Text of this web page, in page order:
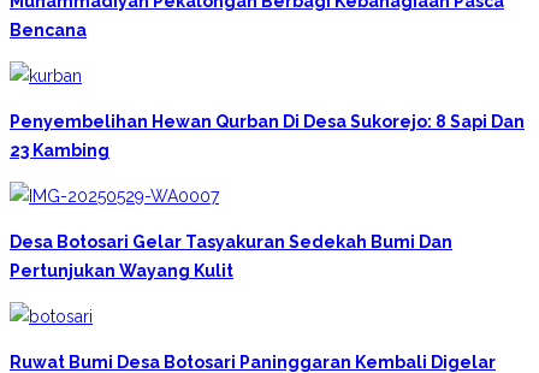
Bencana
Penyembelihan Hewan Qurban Di Desa Sukorejo: 8 Sapi Dan
23 Kambing
Desa Botosari Gelar Tasyakuran Sedekah Bumi Dan
Pertunjukan Wayang Kulit
Ruwat Bumi Desa Botosari Paninggaran Kembali Digelar